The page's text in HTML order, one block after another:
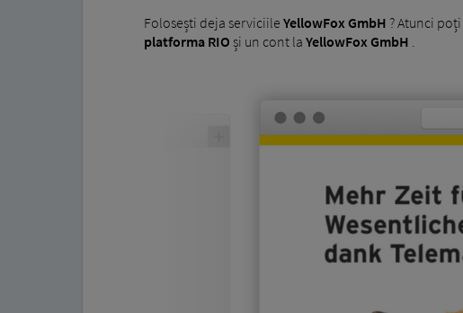
Folosești deja serviciile YellowFox GmbH ? Atunci poți
platforma RIO și un cont la YellowFox GmbH .